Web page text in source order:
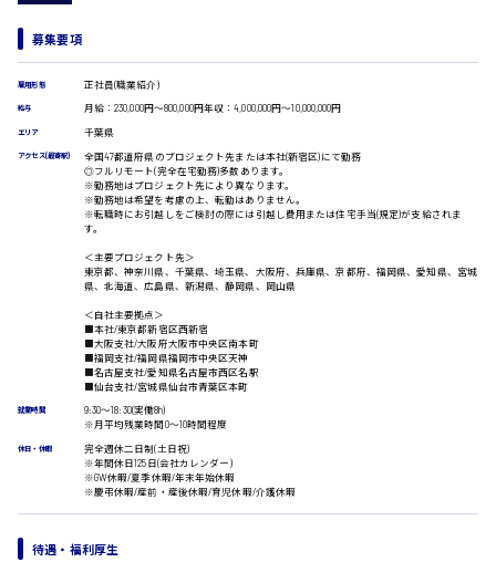
ルート営業
自動車整備士
配送・ドライバー
安芸高田市
時給制すべて
日給8000円～
募集要項
雇用形態 正社員(職業紹介)
給与 月給：230,000円～800,000円年収：4,000,000円～10,000,000円
エリア 千葉県
アクセス(最寄駅)
全国47都道府県のプロジェクト先または本社(新宿区)にて勤務
◎フルリモート(完全在宅勤務)多数あります。
※勤務地はプロジェクト先により異なります。
※勤務地は希望を考慮の上、転勤はありません。
※転職時にお引越しをご検討の際には引越し費用または住宅手当(規定)が支給されま
す。
＜主要プロジェクト先＞
東京都、神奈川県、千葉県、埼玉県、大阪府、兵庫県、京都府、福岡県、愛知県、宮城
県、北海道、広島県、新潟県、静岡県、岡山県
＜自社主要拠点＞
■本社/東京都新宿区西新宿
■大阪支社/大阪府大阪市中央区南本町
■福岡支社/福岡県福岡市中央区天神
■名古屋支社/愛知県名古屋市西区名駅
■仙台支社/宮城県仙台市青葉区本町
就業時間
9:30〜18:30(実働8h)
※月平均残業時間0〜10時間程度
休日・休暇
完全週休二日制(土日祝)
※年間休日125日(会社カレンダー)
※GW休暇/夏季休暇/年末年始休暇
※慶弔休暇/産前・産後休暇/育児休暇/介護休暇
待遇・福利厚生